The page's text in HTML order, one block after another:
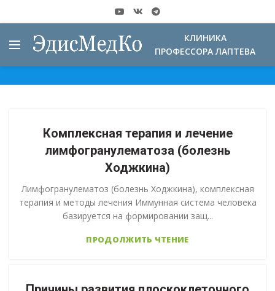
КЛИНИКА
ПРОФЕССОРА ЛАПТЕВА
Комплексная терапия и лечение
лимфогранулематоза (болезнь
Ходжкина)
Лимфогранулематоз (болезнь Ходжкина), комплексная
терапия и методы лечения Иммунная система человека
базируется на формировании защ...
ПРОДОЛЖИТЬ ЧТЕНИЕ